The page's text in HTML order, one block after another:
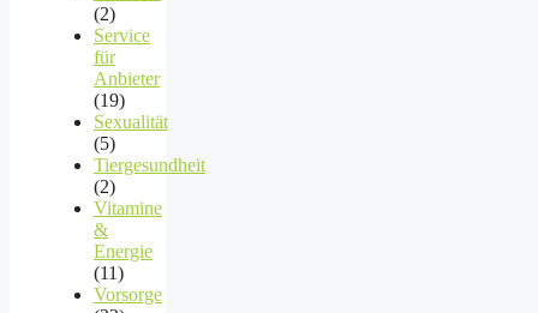
(2)
Service
für
Anbieter
(19)
Sexualität
(5)
Tiergesundheit
(2)
Vitamine
&
Energie
(11)
Vorsorge